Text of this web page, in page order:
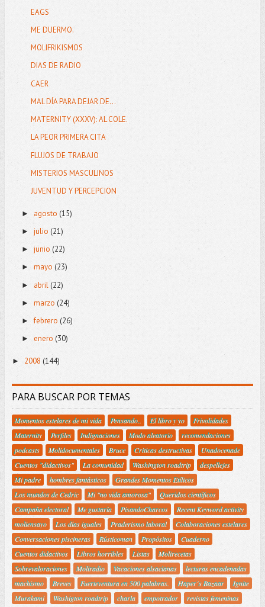
EAGS
ME DUERMO.
MOLIFRIKISMOS
DIAS DE RADIO
CAER
MAL DÍA PARA DEJAR DE...
MATERNITY (XXXV): AL COLE.
LA PEOR PRIMERA CITA
FLUJOS DE TRABAJO
MISTERIOS MASCULINOS
JUVENTUD Y PERCEPCION
► agosto (15)
► julio (21)
► junio (22)
► mayo (23)
► abril(22)
► marzo (24)
►febrero (26)
► enero (30)
► 2008 (144)
PARA BUSCAR POR TEMAS
Momentos estelares de mi vida Pensando.. El libro y yo
Frivolidades
Maternity
Perfiles Indignaciones Modo aleatorio
recomendaciones
podcasts
Molidocumentales Bruce Criticas destructivas
Unadocenade
Cuentos "didactivos"
La comunidad Washington roadtrip
despellejes
Mi padre
hombres fantásticos
Grandes Momentos Etílicos
Los mundos de Cedric
Mi "no vida amorosa"
Queridos científicos
Campaña electoral
Me gustaría PisandoCharcos
Recent Keyword activity
moliensayo
Los días iguales Praderismo laboral
Colaboraciones estelares
Conversaciones piscineras
Rústicoman Propósitos
Cuaderno
Cuentos didactivos
Libros horribles Listas
Molirecetas
Sobrevaloraciones
Moliradio Vacaciones alsacianas
lecturas encadenadas
machismo
Breves Fuerteventura en 500 palabras. Haper´s Bazaar
Ignite
Murakami
Washigton roadtrip charla empotrador
revistas femeninas